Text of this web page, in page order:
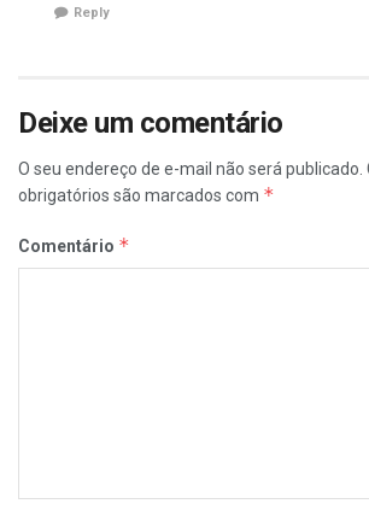
Reply
Deixe um comentário
O seu endereço de e-mail não será publicado.
obrigatórios são marcados com *
Comentário *